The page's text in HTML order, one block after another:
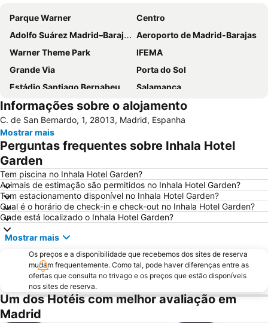
Parque Warner
Centro
Adolfo Suárez Madrid–Barajas Airport
Aeroporto de Madrid-Barajas
Warner Theme Park
IFEMA
Grande Via
Porta do Sol
Estádio Santiago Bernabeu
Salamanca
Atocha
Estación Sur
Estadio Metropolitano Metro Station
Barajas
Metropolitano Metro Station
Chamartín
Estação de Atocha
De Chueca
Madrid
Madrid Arena
Parque de Atracciones de Madrid
Parque Retiro
Palacio de Vistalegre
Caja Mágica
Museu Nacional do Prado
Chamberí
Casino Gran Vía
Calle Serrano
Praça da Espanha
San Blas
Praça de touros das Ventas
Ibiza
Atocha Metro Station
Informações sobre o alojamento
C. de San Bernardo, 1, 28013, Madrid, Espanha
Mostrar mais
Perguntas frequentes sobre Inhala Hotel
Garden
Tem piscina no Inhala Hotel Garden?
Animais de estimação são permitidos no Inhala Hotel Garden?
Tem estacionamento disponível no Inhala Hotel Garden?
Qual é o horário de check-in e check-out no Inhala Hotel Garden?
Onde está localizado o Inhala Hotel Garden?
Mostrar mais
Os preços e a disponibilidade que recebemos dos sites de reserva
mudam frequentemente. Como tal, pode haver diferenças entre as
ofertas que consulta no trivago e os preços que estão disponíveis
nos sites de reserva.
Um dos Hotéis com melhor avaliação em
Madrid